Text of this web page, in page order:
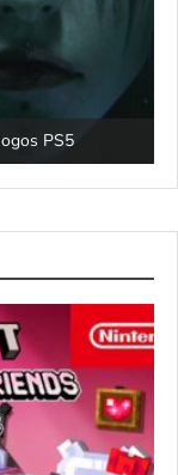
PS5